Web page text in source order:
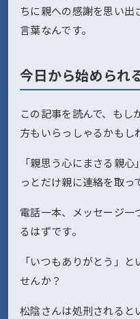
ちに親への感謝を思い
言葉なんです。
今日から始められ
この記事を読んで、もし
方もいらっしゃるかもし
「親思う心にまさる親
っとだけ親に連絡を取っ
電話一本、メッセージ一
るはずです。
「いつもありがとう」
せんか？
松陰さんは処刑されると